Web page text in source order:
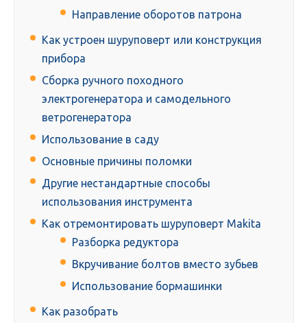
Направление оборотов патрона
Как устроен шуруповерт или конструкция
прибора
Сборка ручного походного
электрогенератора и самодельного
ветрогенератора
Использование в саду
Основные причины поломки
Другие нестандартные способы
использования инструмента
Как отремонтировать шуруповерт Makita
Разборка редуктора
Вкручивание болтов вместо зубьев
Использование бормашинки
Как разобрать